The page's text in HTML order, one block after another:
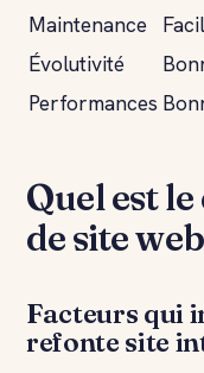
Maintenance
Évolutivité
Performances
Quel est
de site
Facteurs qui
refonte site